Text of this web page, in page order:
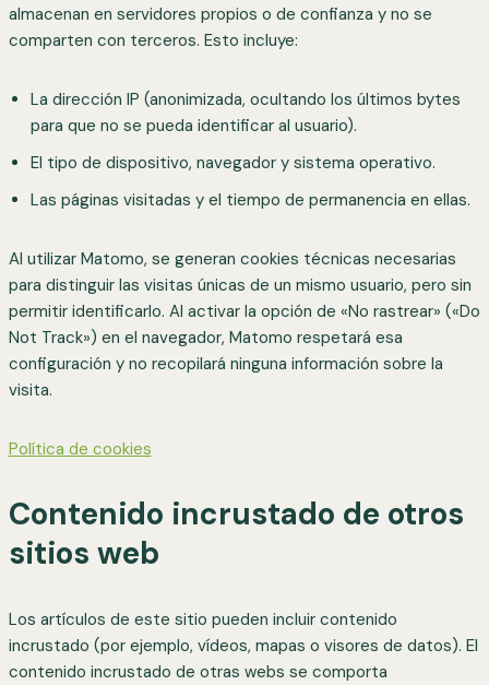
almacenan en servidores propios o de confianza y no se
comparten con terceros. Esto incluye:
La dirección IP (anonimizada, ocultando los últimos bytes
para que no se pueda identificar al usuario).
El tipo de dispositivo, navegador y sistema operativo.
Las páginas visitadas y el tiempo de permanencia en ellas.
Al utilizar Matomo, se generan cookies técnicas necesarias
para distinguir las visitas únicas de un mismo usuario, pero sin
permitir identificarlo. Al activar la opción de «No rastrear» («Do
Not Track») en el navegador, Matomo respetará esa
configuración y no recopilará ninguna información sobre la
visita.
Política de cookies
Contenido incrustado de otros
sitios web
Los artículos de este sitio pueden incluir contenido
incrustado (por ejemplo, vídeos, mapas o visores de datos). El
contenido incrustado de otras webs se comporta